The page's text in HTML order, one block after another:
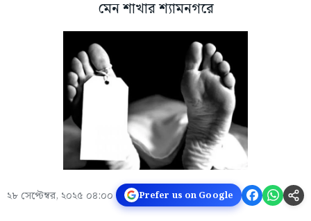
মেন শাখার শ্যামনগরে
২৮ সেপ্টেম্বর, ২০২৫ ০৪:০০ Prefer us on Google